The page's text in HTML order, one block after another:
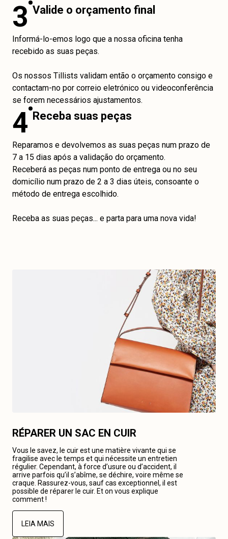
3 Valide o orçamento final
Informá-lo-emos logo que a nossa oficina tenha
recebido as suas peças.
Os nossos Tillists validam então o orçamento consigo e
contactam-no por correio eletrónico ou videoconferência
se forem necessários ajustamentos.
4 Receba suas peças
Reparamos e devolvemos as suas peças num prazo de
7 a 15 dias após a validação do orçamento.
Receberá as peças num ponto de entrega ou no seu
domicílio num prazo de 2 a 3 dias úteis, consoante o
método de entrega escolhido.
Receba as suas peças... e parta para uma nova vida!
RÉPARER UN SAC EN CUIR
Vous le savez, le cuir est une matière vivante qui se
fragilise avec le temps et qui nécessite un entretien
régulier. Cependant, à force d’usure ou d’accident, il
arrive parfois qu’il s’abîme, se déchire, voire même se
craque. Rassurez-vous, sauf cas exceptionnel, il est
possible de réparer le cuir. Et on vous explique
comment !
LEIA MAIS